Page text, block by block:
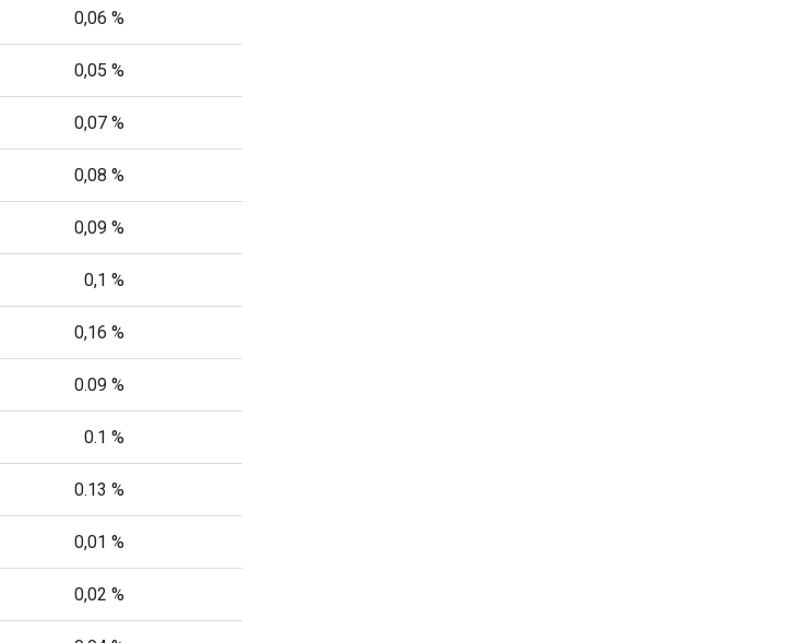
0,06 %
0,05 %
0,07 %
0,08 %
0,09 %
0,1 %
0,16 %
0.09 %
0.1 %
0.13 %
0,01 %
0,02 %